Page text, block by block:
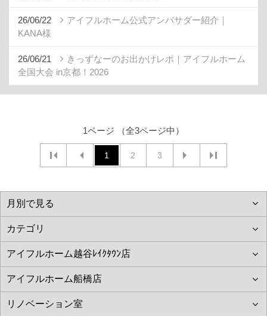
26/06/22
アイフルホーム公式アンバサダー紹介｜
KANA様
26/06/21
きっずなーのお出かけレポ｜アイフルホーム
全国大会 in京都！2026
1ページ （全3ページ中）
1 2 3